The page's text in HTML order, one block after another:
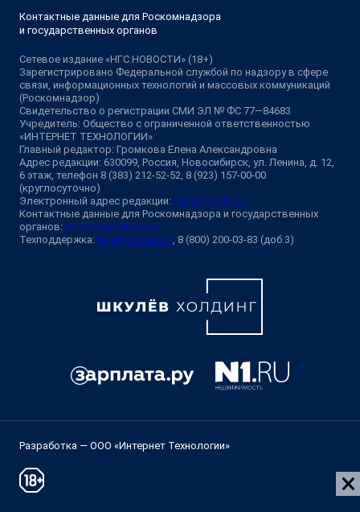
Контактные данные для Роскомнадзора
и государственных органов
Сетевое издание «НГС.НОВОСТИ» (18+)
Зарегистрировано Федеральной службой по надзору в сфере
связи, информационных технологий и массовых коммуникаций
(Роскомнадзор)
Свидетельство о регистрации СМИ ЭЛ № ФС 77—84683
Учредитель: Общество с ограниченной ответственностью
«ИНТЕРНЕТ ТЕХНОЛОГИИ»
Главный редактор: Громкова Елена Александровна
Адрес редакции: 630099, Россия, Новосибирск, ул. Ленина, д. 12,
6 этаж, телефон 8 (383) 212-52-52, 8 (923) 157-00-00
(круглосуточно)
Электронный адрес редакции: ngs@shkulev.ru
Контактные данные для Роскомнадзора и государственных
органов: juristnsk@shkulev.ru
Техподдержка: help@shkulev.ru , 8 (800) 200-03-83 (доб.3)
Разработка — ООО «Интернет Технологии»